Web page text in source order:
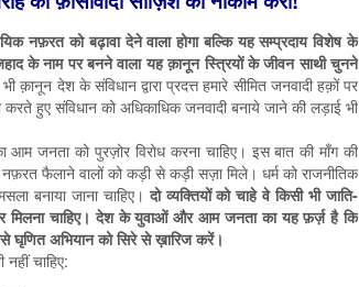
नफ़रत को बढ़ावा देने वाला होगा बल्कि यह सम्प्रदाय विशेष के
के नाम पर बनने वाला यह क़ानून स्त्रियों के जीवन साथी चुनने
क़ानून देश के संविधान द्वारा प्रदत्त हमारे सीमित जनवादी हक़ों पर
करते हुए संविधान को अधिकाधिक जनवादी बनाये जाने की लड़ाई भी
जनता को पुरज़ोर विरोध करना चाहिए। इस बात की माँग की
फैलाने वालों को कड़ी से कड़ी सज़ा मिले। धर्म को राजनीतिक
बनाया जाना चाहिए।दो व्यक्तियों को चाहे वे किसी भी जाति-
मिलना चाहिए। देश के युवाओं और आम जनता का यह फ़र्ज़ है कि
अभियान को सिरे से ख़ारिज करें।
चाहिए: